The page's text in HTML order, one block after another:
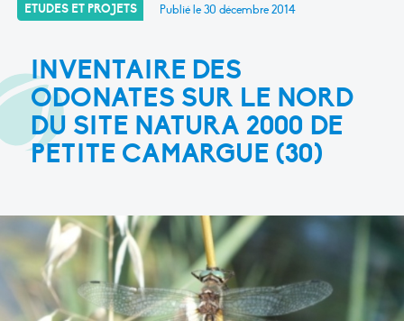
ETUDES ET PROJETS Publié le30 décembre 2014
INVENTAIRE DES
ODONATES SUR LE NORD
DU SITE NATURA 2000 DE
PETITE CAMARGUE (30)